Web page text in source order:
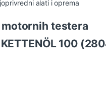
alati i oprema
motornih testera
KETTENÖL 100